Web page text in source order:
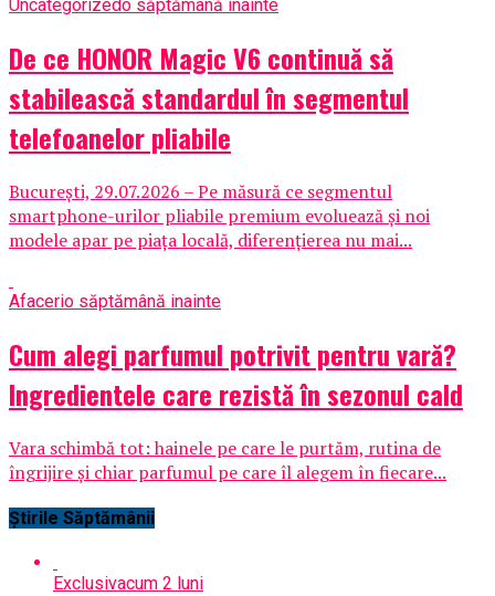
Uncategorizedo săptămână inainte
De ce HONOR Magic V6 continuă să
stabilească standardul în segmentul
telefoanelor pliabile
București, 29.07.2026 – Pe măsură ce segmentul
smartphone-urilor pliabile premium evoluează și noi
modele apar pe piața locală, diferențierea nu mai...
Afacerio săptămână inainte
Cum alegi parfumul potrivit pentru vară?
Ingredientele care rezistă în sezonul cald
Vara schimbă tot: hainele pe care le purtăm, rutina de
îngrijire și chiar parfumul pe care îl alegem în fiecare...
Știrile Săptămânii
Exclusivacum 2 luni